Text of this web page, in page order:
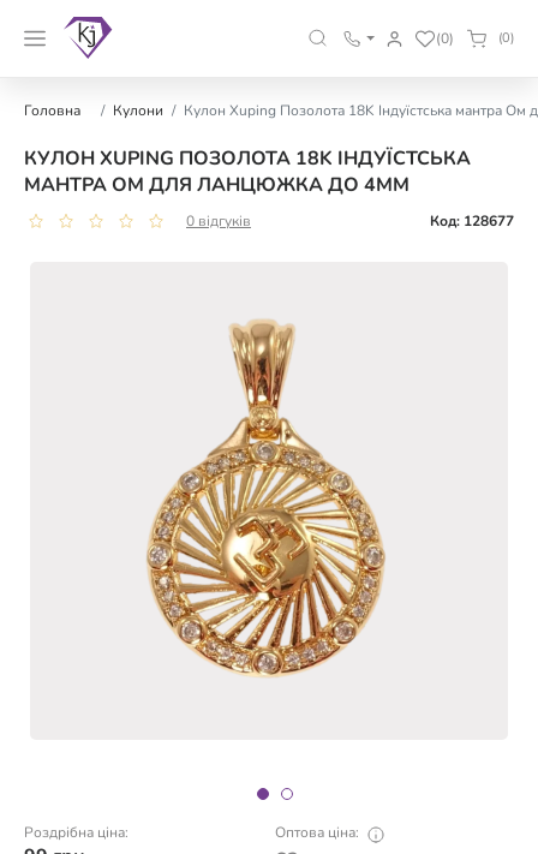
(0) (0)
Головна Кулони Кулон Xuping Позолота 18K Індуїстська мантра
КУЛОН XUPING ПОЗОЛОТА 18K ІНДУЇСТСЬКА
МАНТРА ОМ ДЛЯ ЛАНЦЮЖКА ДО 4ММ
0 відгуків Код: 128677
Роздрібна ціна: Оптова ціна: